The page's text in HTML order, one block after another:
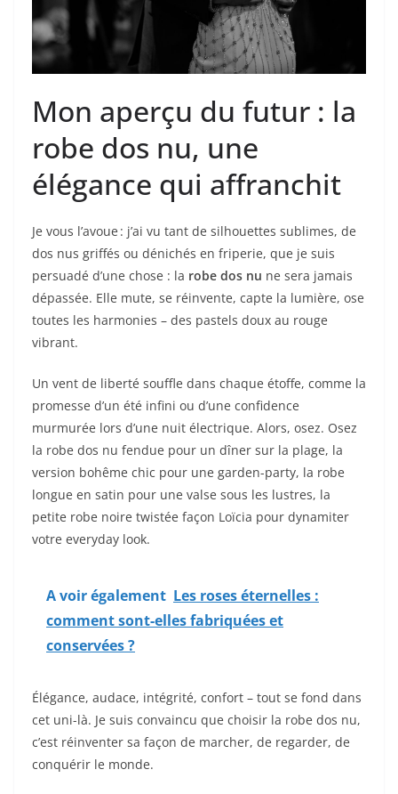
Mon aperçu du futur : la
robe dos nu, une
élégance qui affranchit
Je vous l’avoue : j’ai vu tant de silhouettes sublimes, de
dos nus griffés ou dénichés en friperie, que je suis
persuadé d’une chose : la robe dos nu ne sera jamais
dépassée. Elle mute, se réinvente, capte la lumière, ose
toutes les harmonies – des pastels doux au rouge
vibrant.
Un vent de liberté souffle dans chaque étoffe, comme la
promesse d’un été infini ou d’une confidence
murmurée lors d’une nuit électrique. Alors, osez. Osez
la robe dos nu fendue pour un dîner sur la plage, la
version bohême chic pour une garden-party, la robe
longue en satin pour une valse sous les lustres, la
petite robe noire twistée façon Loïcia pour dynamiter
votre everyday look.
A voir également Les roses éternelles :
comment sont-elles fabriquées et
conservées ?
Élégance, audace, intégrité, confort – tout se fond dans
cet uni-là. Je suis convaincu que choisir la robe dos nu,
c’est réinventer sa façon de marcher, de regarder, de
conquérir le monde.